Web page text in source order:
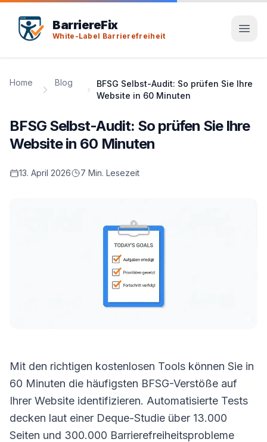
BarriereFix
White-Label Barrierefreiheit
Home Blog
BFSG Selbst-Audit: So prüfen Sie Ihre
Website in 60 Minuten
BFSG Selbst-Audit: So prüfen Sie Ihre
Website in 60 Minuten
13. April 2026 7 Min. Lesezeit
Mit den richtigen kostenlosen Tools können Sie in
60 Minuten die häufigsten BFSG-Verstöße auf
Ihrer Website identifizieren. Automatisierte Tests
decken laut einer Deque-Studie über 13.000
Seiten und 300.000 Barrierefreiheitsprobleme